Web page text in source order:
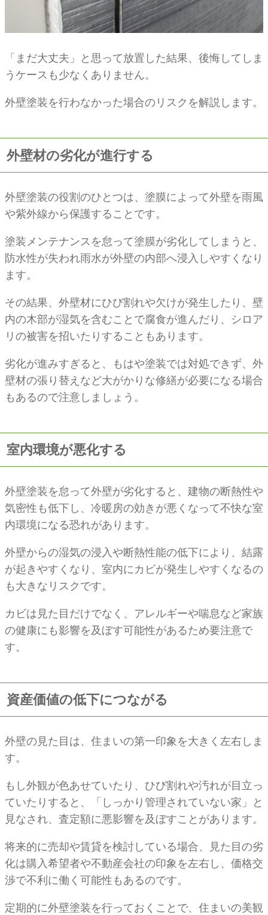
「まだ大丈夫」と思って放置した結果、後悔してしま
うケースも少なくありません。
外壁塗装を行わなかった場合のリスクを解説します。
外壁材の劣化が進行する
外壁塗装の役割のひとつは、塗膜によって外壁を雨風
や紫外線から保護することです。
塗装メンテナンスを怠って塗膜が劣化してしまうと、
防水性が失われ雨水が外壁の内部へ浸入しやすくなり
ます。
その結果、外壁材にひび割れや欠けが発生したり、壁
内の木部が湿気を含むことで腐食が進んだり、シロア
リの被害を招いたりすることもあります。
劣化が進みすぎると、もはや塗装では対処できず、外
壁材の張り替えなど大がかりな修繕が必要になる場合
もあるので注意しましょう。
室内環境が悪化する
外壁塗装を怠って外壁が劣化すると、建物の断熱性や
気密性も低下し、冷暖房の効きが悪くなって不快な室
内環境になる恐れがあります。
外壁からの湿気の浸入や断熱性能の低下により、結露
が起きやすくなり、室内にカビが発生しやすくなるの
も大きなリスクです。
カビは見た目だけでなく、アレルギーや喘息など家族
の健康にも影響を及ぼす可能性があるため要注意で
す。
資産価値の低下につながる
外壁の見た目は、住まいの第一印象を大きく左右しま
す。
もし外観が色あせていたり、ひび割れや汚れが目立っ
ていたりすると、「しっかり管理されていない家」と
見なされ、査定額に悪影響を及ぼすことがあります。
将来的に売却や賃貸を検討している場合、見た目の劣
化は購入希望者や不動産会社の印象を左右し、価格交
渉で不利に働く可能性もあるのです。
定期的に外壁塗装を行っておくことで、住まいの美観